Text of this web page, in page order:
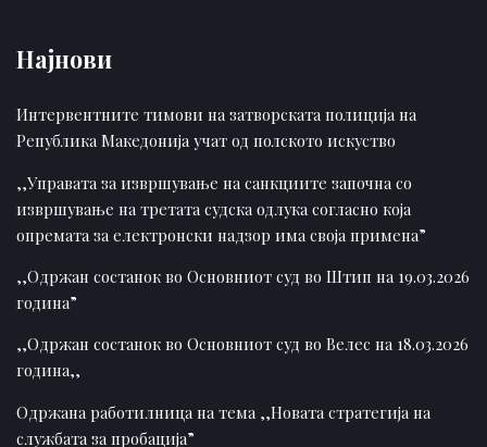
Најнови
Интервентните тимови на затворската полиција на
Република Македонија учат од полското искуство
,,Управата за извршување на санкциите започна со
извршување на третата судска одлука согласно која
опремата за електронски надзор има своја примена”
,,Одржан состанок во Основниот суд во Штип на 19.03.2026
година”
,,Одржан состанок во Основниот суд во Велес на 18.03.2026
година,,
Одржана работилница на тема ,,Новата стратегија на
службата за пробација”